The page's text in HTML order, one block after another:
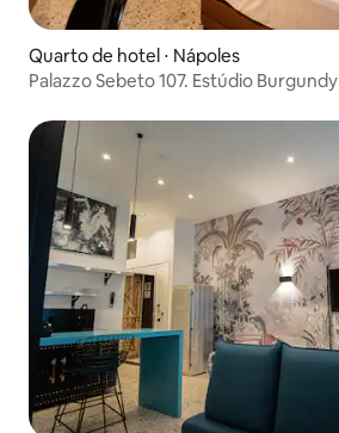
Quarto de hotel ⋅ Nápoles
Palazzo Sebeto 107. Estúdio Burgundy